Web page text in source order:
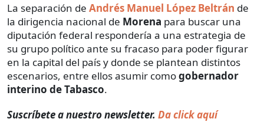
La separación de Andrés Manuel López Beltrán de
la dirigencia nacional de Morena para buscar una
diputación federal respondería a una estrategia de
su grupo político ante su fracaso para poder figurar
en la capital del país y donde se plantean distintos
escenarios, entre ellos asumir comogobernador
interino de Tabasco.
Suscríbete a nuestro newsletter. Da click aquí